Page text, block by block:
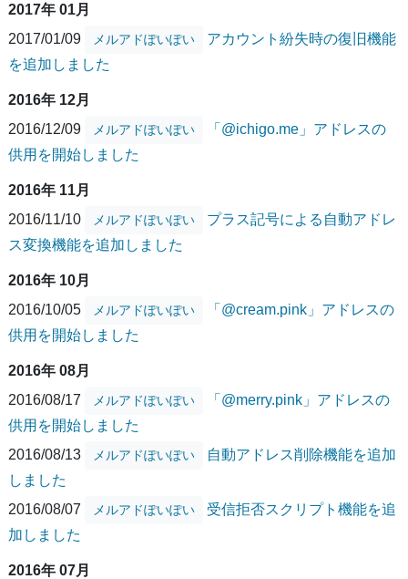
2017年 01月
2017/01/09
メルアドぽいぽい
アカウント紛失時の復旧機能
を追加しました
2016年 12月
2016/12/09
メルアドぽいぽい
「@ichigo.me」アドレスの
供用を開始しました
2016年 11月
2016/11/10
メルアドぽいぽい
プラス記号による自動アドレ
ス変換機能を追加しました
2016年 10月
2016/10/05
メルアドぽいぽい
「@cream.pink」アドレスの
供用を開始しました
2016年 08月
2016/08/17
メルアドぽいぽい
「@merry.pink」アドレスの
供用を開始しました
2016/08/13
メルアドぽいぽい
自動アドレス削除機能を追加
しました
2016/08/07
メルアドぽいぽい
受信拒否スクリプト機能を追
加しました
2016年 07月